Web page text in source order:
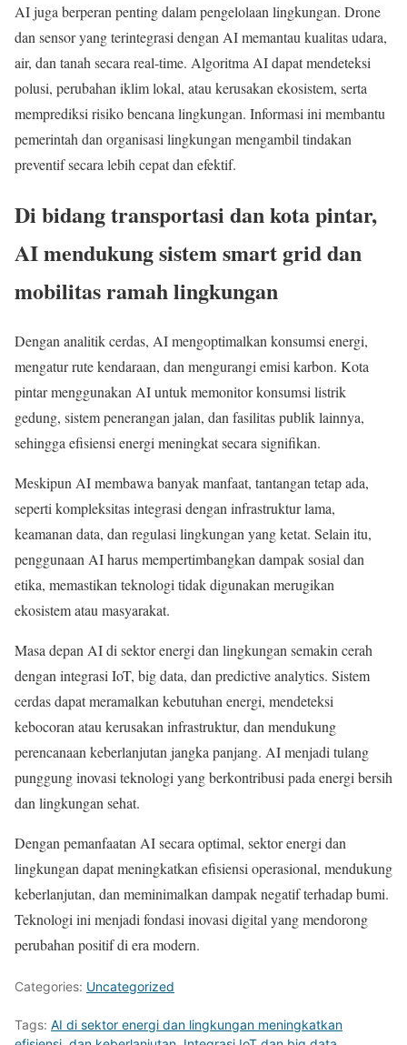
AI juga berperan penting dalam pengelolaan lingkungan. Drone
dan sensor yang terintegrasi dengan AI memantau kualitas udara,
air, dan tanah secara real-time. Algoritma AI dapat mendeteksi
polusi, perubahan iklim lokal, atau kerusakan ekosistem, serta
memprediksi risiko bencana lingkungan. Informasi ini membantu
pemerintah dan organisasi lingkungan mengambil tindakan
preventif secara lebih cepat dan efektif.
Di bidang transportasi dan kota pintar,
AI mendukung sistem smart grid dan
mobilitas ramah lingkungan
Dengan analitik cerdas, AI mengoptimalkan konsumsi energi,
mengatur rute kendaraan, dan mengurangi emisi karbon. Kota
pintar menggunakan AI untuk memonitor konsumsi listrik
gedung, sistem penerangan jalan, dan fasilitas publik lainnya,
sehingga efisiensi energi meningkat secara signifikan.
Meskipun AI membawa banyak manfaat, tantangan tetap ada,
seperti kompleksitas integrasi dengan infrastruktur lama,
keamanan data, dan regulasi lingkungan yang ketat. Selain itu,
penggunaan AI harus mempertimbangkan dampak sosial dan
etika, memastikan teknologi tidak digunakan merugikan
ekosistem atau masyarakat.
Masa depan AI di sektor energi dan lingkungan semakin cerah
dengan integrasi IoT, big data, dan predictive analytics. Sistem
cerdas dapat meramalkan kebutuhan energi, mendeteksi
kebocoran atau kerusakan infrastruktur, dan mendukung
perencanaan keberlanjutan jangka panjang. AI menjadi tulang
punggung inovasi teknologi yang berkontribusi pada energi bersih
dan lingkungan sehat.
Dengan pemanfaatan AI secara optimal, sektor energi dan
lingkungan dapat meningkatkan efisiensi operasional, mendukung
keberlanjutan, dan meminimalkan dampak negatif terhadap bumi.
Teknologi ini menjadi fondasi inovasi digital yang mendorong
perubahan positif di era modern.
Categories: Uncategorized
Tags: AI di sektor energi dan lingkungan meningkatkan